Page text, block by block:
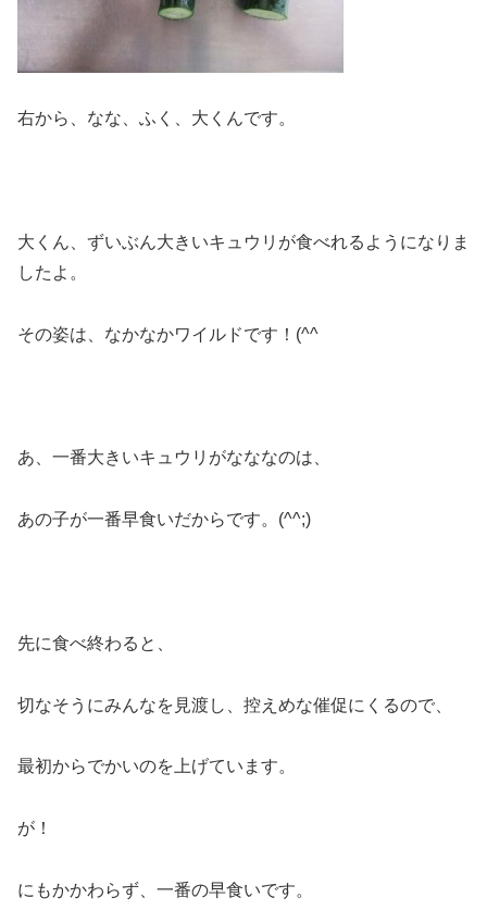
右から、なな、ふく、大くんです。
大くん、ずいぶん大きいキュウリが食べれるようになりま
したよ。
その姿は、なかなかワイルドです！(^^ゞ
あ、一番大きいキュウリがなななのは、
あの子が一番早食いだからです。(^^;)
先に食べ終わると、
切なそうにみんなを見渡し、控えめな催促にくるので、
最初からでかいのを上げています。
が！
にもかかわらず、一番の早食いです。